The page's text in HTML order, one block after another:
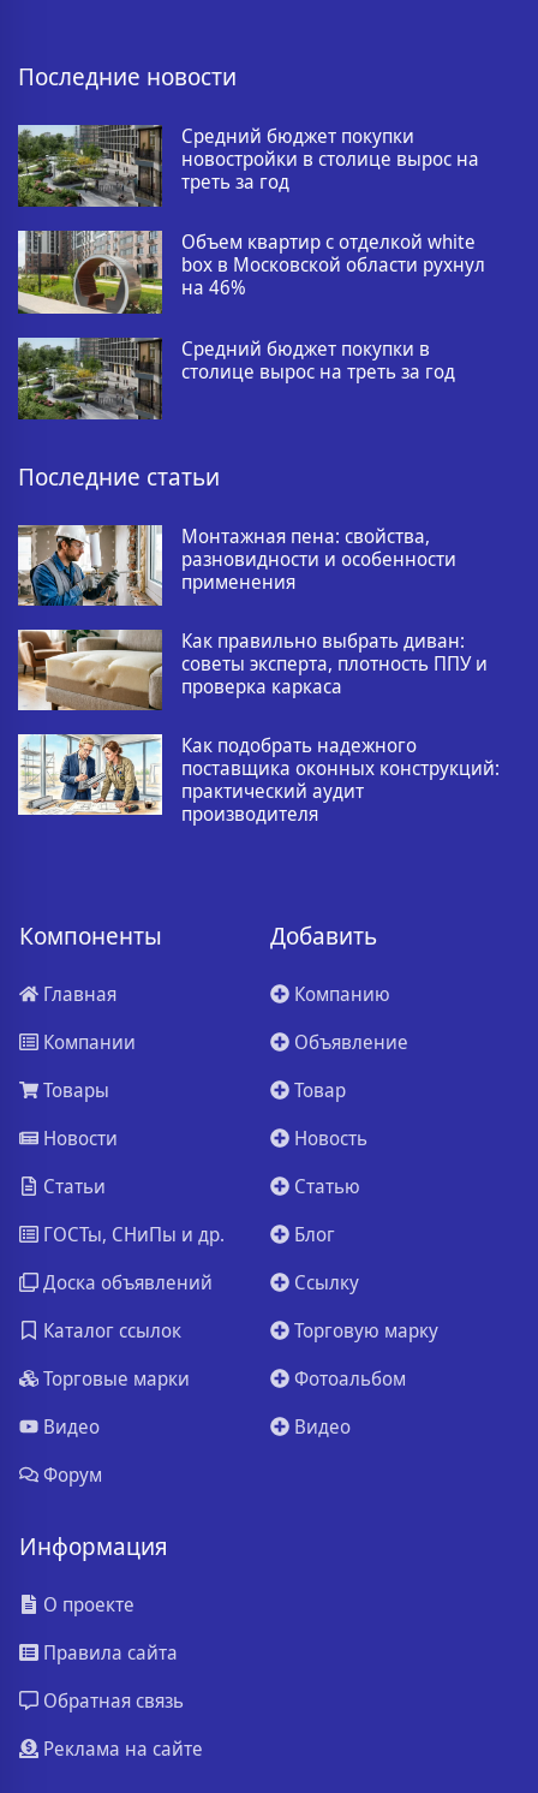
Последние новости
Средний бюджет покупки
новостройки в столице вырос на
треть за год
Объем квартир с отделкой white
box в Московской области рухнул
на 46%
Средний бюджет покупки в
столице вырос на треть за год
Последние статьи
Монтажная пена: свойства,
разновидности и особенности
применения
Как правильно выбрать диван:
советы эксперта, плотность ППУ и
проверка каркаса
Как подобрать надежного
поставщика оконных конструкций:
практический аудит
производителя
Компоненты
Главная
Компании
Товары
Новости
Статьи
ГОСТы, СНиПы и др.
Доска объявлений
Каталог ссылок
Торговые марки
Видео
Форум
Добавить
Компанию
Объявление
Товар
Новость
Статью
Блог
Ссылку
Торговую марку
Фотоальбом
Видео
Информация
О проекте
Правила сайта
Обратная связь
Реклама на сайте